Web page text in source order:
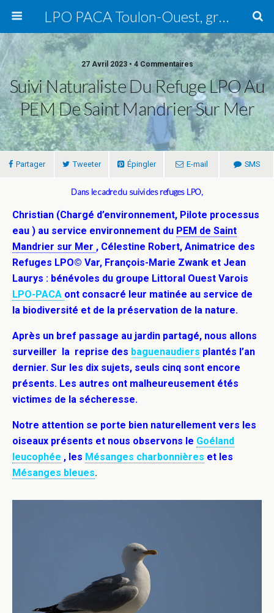
LPO PACA Toulon-Ouest, groupe local
27 Avril 2023 • 4 Commentaires
Suivi Naturaliste Du Refuge LPO Au
PEM De Saint Mandrier Sur Mer
Partager Tweeter Épingler E-mail SMS
Dans le cadre du suivi des refuges LPO,
Christian (Chargé d’environnement, Pilote processus
eau ) au service environnement du PEM de Saint
Mandrier sur Mer , Célestine Robert, Animatrice des
Refuges LPO© Var, François-Marie Zwank et Jean
Laurys : bénévoles du groupe Littoral Ouest Varois
LPO-PACA ont consacré leur matinée au service de
la biodiversité et de la préservation de la nature.
Après un bref passage au jardin partagé, nous allons
surveiller la reprise des baguenaudiers plantés l’an
dernier. Sur les dix sujets, seuls cinq sont encore
présents. Les autres ont malheureusement étés
victimes de la sécheresse.
Notre attention se porte bien naturellement vers les
oiseaux présents et nous observons le Goéland
leucophée , les Mésanges charbonnières et les
Mésanges bleues.